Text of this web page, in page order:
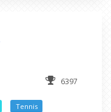
6397
Tennis